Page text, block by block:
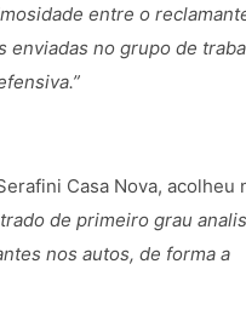
entre o
enviadas no grupo de
Casa Nova, acolheu
de primeiro grau
nos autos, de forma a